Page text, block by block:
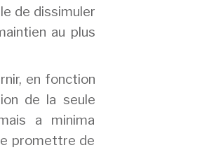
de dissimuler
au plus
en fonction
de la seule
a minima
promettre de